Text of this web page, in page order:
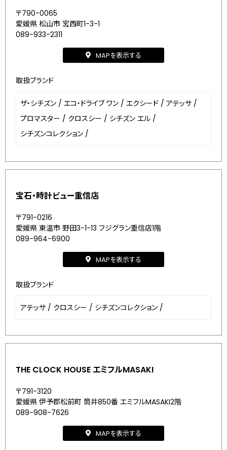
〒790-0065
愛媛県 松山市 宮西町1-3-1
089-933-2311
MAPを表示する
取扱ブランド
ザ・シチズン / エコ・ドライブ ワン / エクシード / アテッサ /
プロマスター / クロスシー / シチズン エル /
シチズンコレクション /
宝石・時計ビュー重信店
〒791-0216
愛媛県 東温市 野田3-1-13 フジグラン重信店1階
089-964-6900
MAPを表示する
取扱ブランド
アテッサ / クロスシー / シチズンコレクション /
THE CLOCK HOUSE エミフルMASAKI
〒791-3120
愛媛県 伊予郡松前町 筒井850番 エミフルMASAKI2階
089-908-7626
MAPを表示する